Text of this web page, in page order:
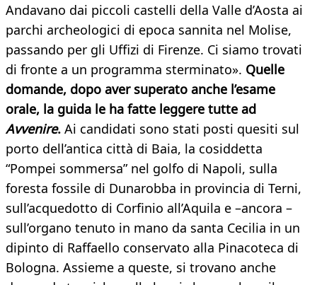
Andavano dai piccoli castelli della Valle d’Aosta ai
parchi archeologici di epoca sannita nel Molise,
passando per gli Uffizi di Firenze. Ci siamo trovati
di fronte a un programma sterminato». Quelle
domande, dopo aver superato anche l’esame
orale, la guida le ha fatte leggere tutte ad
Avvenire. Ai candidati sono stati posti quesiti sul
porto dell’antica città di Baia, la cosiddetta
“Pompei sommersa” nel golfo di Napoli, sulla
foresta fossile di Dunarobba in provincia di Terni,
sull’acquedotto di Corfinio all’Aquila e –ancora –
sull’organo tenuto in mano da santa Cecilia in un
dipinto di Raffaello conservato alla Pinacoteca di
Bologna. Assieme a queste, si trovano anche